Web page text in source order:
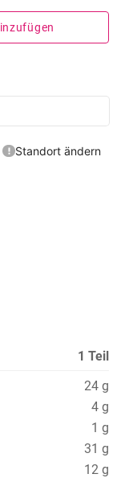
1 Teil
24 g
4 g
1 g
31 g
12 g